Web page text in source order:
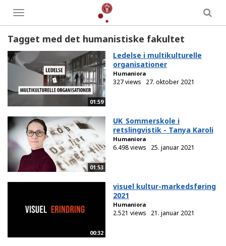
Toggle
menu
Tagget med det humanistiske fakultet
01:59
Ledelse i multikulturelle
organisationer
Humaniora
327 views 27. oktober 2021
01:53
UK_Sommerskole i
retslingvistik - Tanya Karoli
Humaniora
6.498 views 25. januar 2021
00:32
visuel kultur-markedsføring
2021
Humaniora
2.521 views 21. januar 2021